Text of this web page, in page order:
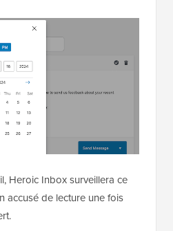
Heroic Inbox surveillera ce
accusé de lecture une fois